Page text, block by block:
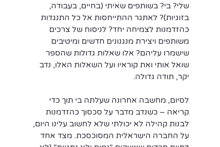
שלי? בי? בשותפים שאיתי (בחיים, בעבודה,
בזוגיות)? לאתגר ההתייחסות אל כל התנגדות
כהזדמנות לצמיחה יחד? לניסוח של צרכים
משותפים ויצירת מנגנונים חדשים ומיטיבים
שישמרו עליהם? אלו שאלות גדולות שהספר
שואל אותי ואת קוראיו ועל השאלות האלו, נדב
יקר, תודה גדולה.
לסיום, מחשבה אחרונה שעלתה בי תוך כדי
קריאה – כשנדב מדבר על סכסוך כהזדמנות
לבנות קהילה לא יכולתי שלא לחשוב עלינו היום,
על החברה הישראלית המסוכסכת. מצד אחד